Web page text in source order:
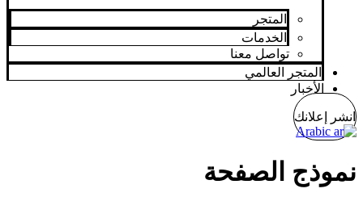
المتجر
الخدمات
تواصل معنا
المتجر العالمي
الأخبار
انشر إعلانك
Arabic
نموذج الصفحة